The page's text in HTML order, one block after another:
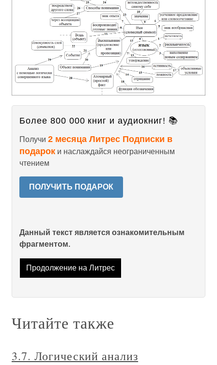
Более 800 000 книг и аудиокниг! 📚
Получи 2 месяца Литрес Подписки в
подарок и наслаждайся неограниченным
чтением
ПОЛУЧИТЬ ПОДАРОК
Данный текст является ознакомительным
фрагментом.
Продолжение на Литрес
Читайте также
3.7. Логический анализ